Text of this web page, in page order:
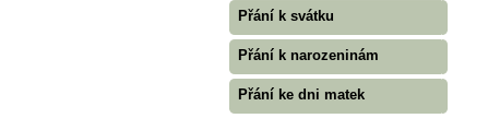
Přání k svátku
Přání k narozeninám
Přání ke dni matek